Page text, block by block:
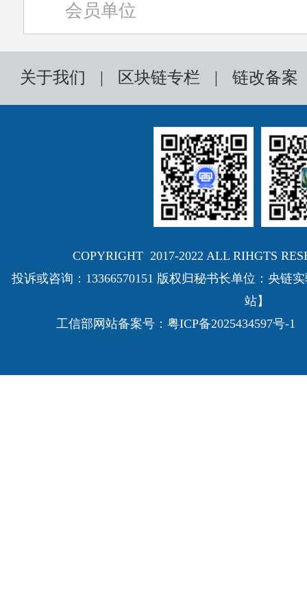
会员单位
关于我们 | 区块链专栏 | 链改备案
COPYRIGHT 2017-2022 ALL RIHGTS
投诉或咨询：13366570151 版权归秘书长单位：央链
站】
工信部网站备案号： 粤ICP备2025434597号-1